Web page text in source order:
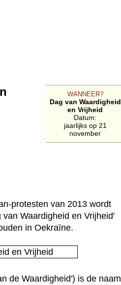
WANNEER?
Dag van Waardigheid
en Vrijheid
Datum:
jaarlijks op 21
november
protesten van 2013 wordt
van Waardigheid en Vrijheid'
in Oekraïne.
de Waardigheid') is de naam